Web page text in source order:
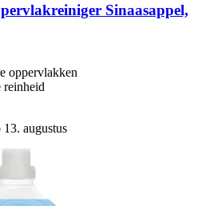
Sinaasappel,
oppervlakken
reinheid
augustus